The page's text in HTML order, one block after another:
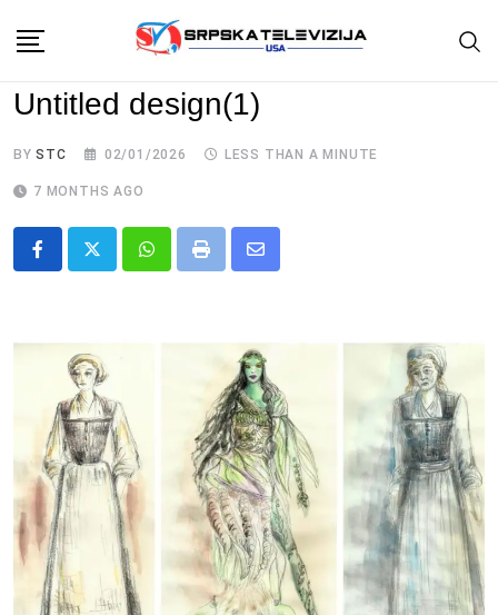
content
Untitled design(1)
BYSTC 02/01/2026 LESS THAN A MINUTE
7 MONTHS AGO
Whatsapp
Print
Share
Email